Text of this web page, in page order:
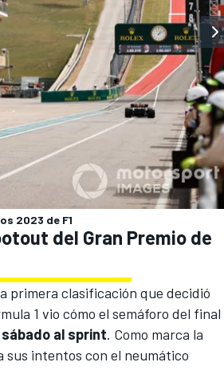
2023 de F1
del Gran Premio de
primera clasificación que decidió
1 vio cómo el semáforo del final
al sprint. Como marca la
intentos con el neumático